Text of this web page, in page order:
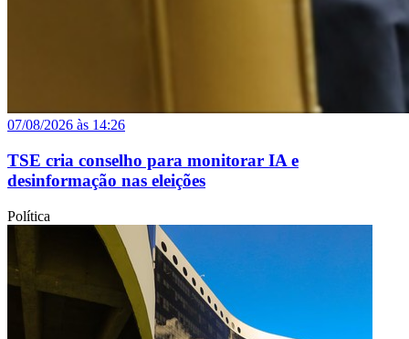
07/08/2026 às 14:26
TSE cria conselho para monitorar IA e
desinformação nas eleições
Política